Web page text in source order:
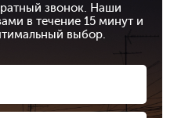
звонок. Наши
в течение 15 минут и
выбор.